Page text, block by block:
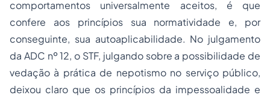
comportamentos universalmente aceitos, é que
confere aos princípios sua normatividade e, por
conseguinte, sua autoaplicabilidade. No julgamento
da ADC nº 12, o STF, julgando sobre a possibilidade de
vedação à prática de nepotismo no serviço público,
deixou claro que os princípios da impessoalidade e